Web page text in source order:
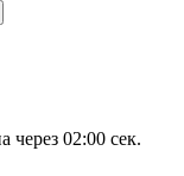
через 02:00 сек.